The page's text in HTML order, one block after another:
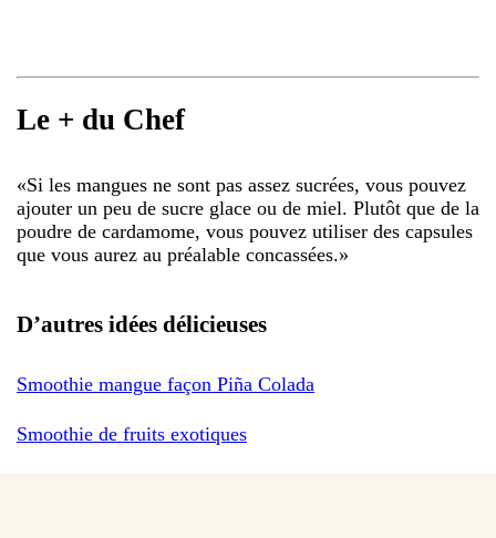
Le + du Chef
«Si les mangues ne sont pas assez sucrées, vous pouvez
ajouter un peu de sucre glace ou de miel. Plutôt que de la
poudre de cardamome, vous pouvez utiliser des capsules
que vous aurez au préalable concassées.»
D’autres idées délicieuses
Smoothie mangue façon Piña Colada
Smoothie de fruits exotiques